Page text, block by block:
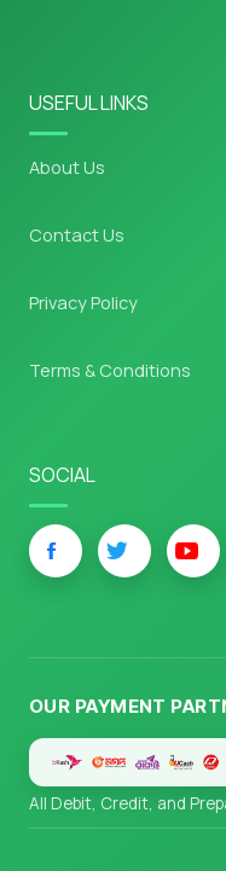
USEFUL LINKS
About Us
Contact Us
Privacy Policy
Terms & Conditions
SOCIAL
OUR PAYMENT
All Debit, Credit, and